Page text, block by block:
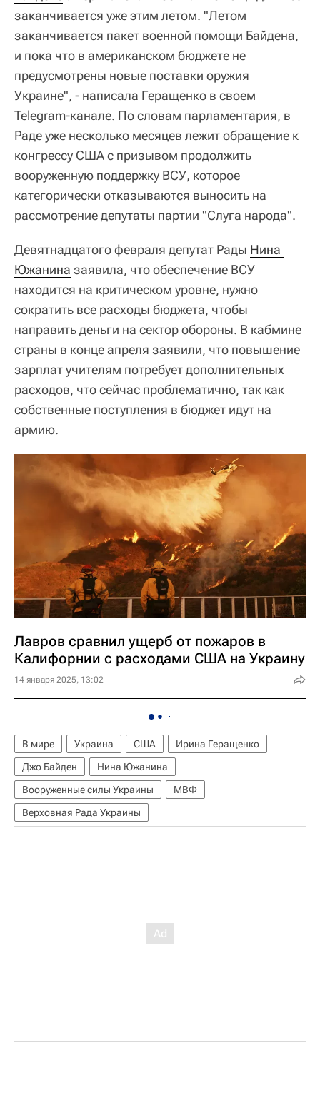
заканчивается уже этим летом. "Летом
заканчивается пакет военной помощи Байдена,
и пока что в американском бюджете не
предусмотрены новые поставки оружия
Украине", - написала Геращенко в своем
Telegram-канале. По словам парламентария, в
Раде уже несколько месяцев лежит обращение к
конгрессу США с призывом продолжить
вооруженную поддержку ВСУ, которое
категорически отказываются выносить на
рассмотрение депутаты партии "Слуга народа".
Девятнадцатого февраля депутат Рады Нина
Южанина заявила, что обеспечение ВСУ
находится на критическом уровне, нужно
сократить все расходы бюджета, чтобы
направить деньги на сектор обороны. В кабмине
страны в конце апреля заявили, что повышение
зарплат учителям потребует дополнительных
расходов, что сейчас проблематично, так как
собственные поступления в бюджет идут на
армию.
Лавров сравнил ущерб от пожаров в
Калифорнии с расходами США на Украину
14 января 2025, 13:02
В мире Украина США
Ирина Геращенко
Джо Байден
Нина Южанина
Вооруженные силы Украины
МВФ
Верховная Рада Украины